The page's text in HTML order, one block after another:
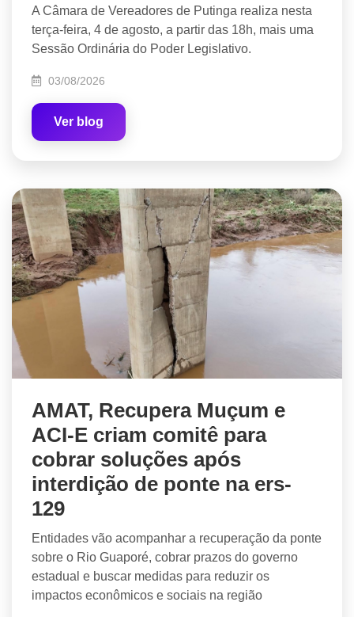
A Câmara de Vereadores de Putinga realiza nesta
terça-feira, 4 de agosto, a partir das 18h, mais uma
Sessão Ordinária do Poder Legislativo.
03/08/2026
Ver blog
AMAT, Recupera Muçum e
ACI-E criam comitê para
cobrar soluções após
interdição de ponte na ers-
129
Entidades vão acompanhar a recuperação da ponte
sobre o Rio Guaporé, cobrar prazos do governo
estadual e buscar medidas para reduzir os
impactos econômicos e sociais na região